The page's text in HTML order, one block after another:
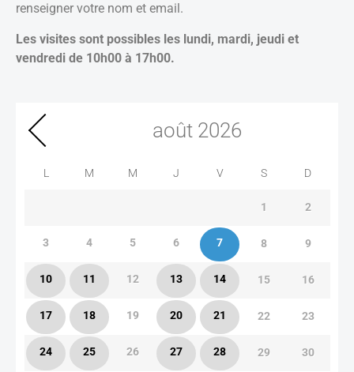
renseigner votre nom et email.
Les visites sont possibles les lundi, mardi, jeudi et
vendredi de 10h00 à 17h00.
août 2026
L M M J V S D
1 2
3 4 5 6 7 8 9
10 11 12 13 14 15 16
17 18 19 20 21 22 23
24 25 26 27 28 29 30